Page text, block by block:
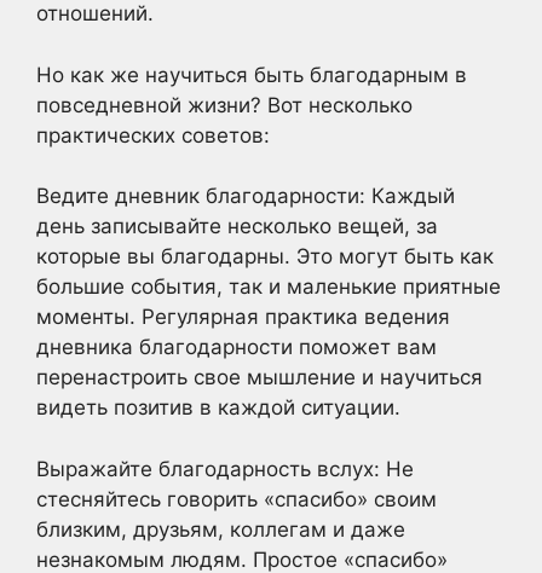
отношений.
Но как же научиться быть благодарным в
повседневной жизни? Вот несколько
практических советов:
Ведите дневник благодарности: Каждый
день записывайте несколько вещей, за
которые вы благодарны. Это могут быть как
большие события, так и маленькие приятные
моменты. Регулярная практика ведения
дневника благодарности поможет вам
перенастроить свое мышление и научиться
видеть позитив в каждой ситуации.
Выражайте благодарность вслух: Не
стесняйтесь говорить «спасибо» своим
близким, друзьям, коллегам и даже
незнакомым людям. Простое «спасибо»